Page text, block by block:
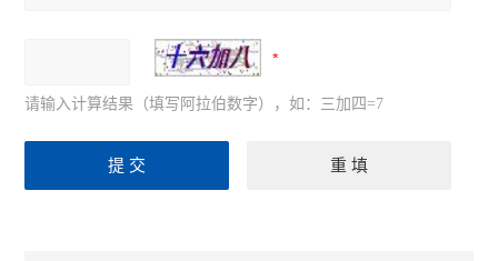
请输入计算结果（填写阿拉伯数字），如：三加四=7